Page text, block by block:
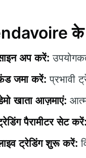
अप करें:
जमा करें: प्रभावी
खाता आज़माएं:
पैरामीटर सेट करें:
ट्रेडिंग शुरू करें: